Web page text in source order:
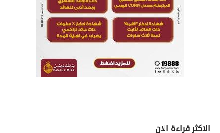
الاكثر قراءة الان